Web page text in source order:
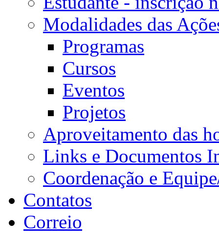
Modalidades das
Programas
Cursos
Eventos
Projetos
Aproveitamento das
Links e Documentos
Coordenação e
Contatos
Correio